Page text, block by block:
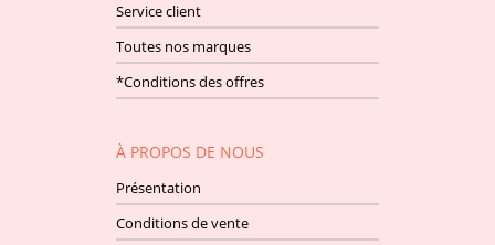
Service client
Toutes nos marques
*Conditions des offres
À PROPOS DE NOUS
Présentation
Conditions de vente